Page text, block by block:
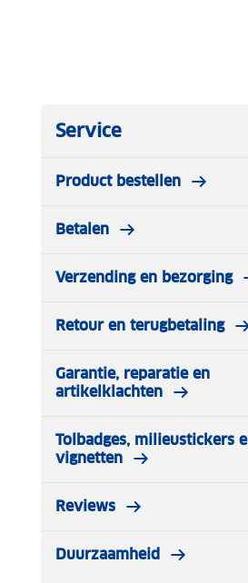
Service
Product bestellen
Betalen
Verzending en bezorging
Retour en terugbetaling
Garantie, reparatie en
artikelklachten
Tolbadges, milieustickers
vignetten
Reviews
Duurzaamheid